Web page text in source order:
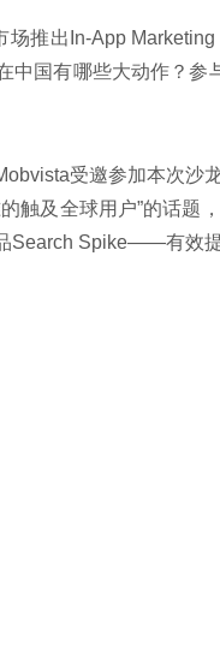
推出In-App
中国有哪些大动作？参
受邀参加本次沙
触及全球用户”的话题
Search Spike——有效提